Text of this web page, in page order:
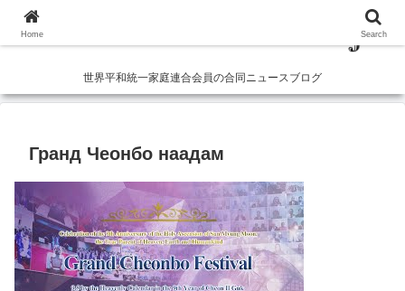
世界平和統一家庭連合会員の合同ニュースブログ
Гранд Чеонбо наадам
Home Search